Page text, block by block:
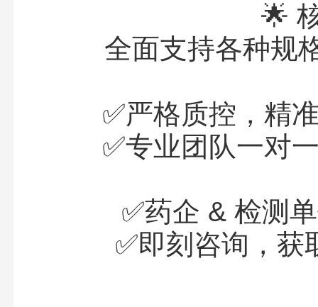
🌟
全面支持各种规
✅严格质控，精
✅专业团队一对
✅药企 & 检测
✅即刻咨询，获